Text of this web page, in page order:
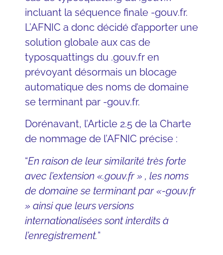
incluant la séquence finale -gouv.fr.
L’AFNIC a donc décidé d’apporter une
solution globale aux cas de
typosquattings du .gouv.fr en
prévoyant désormais un blocage
automatique des noms de domaine
se terminant par -gouv.fr.
Dorénavant, l’Article 2.5 de la Charte
de nommage de l’AFNIC précise :
“En raison de leur similarité très forte
avec l’extension «.gouv.fr » , les noms
de domaine se terminant par «-gouv.fr
» ainsi que leurs versions
internationalisées sont interdits à
l’enregistrement.”